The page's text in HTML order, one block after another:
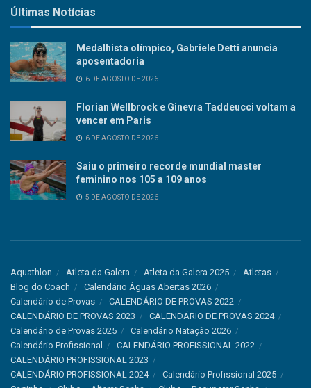
Últimas Notícias
Medalhista olímpico, Gabriele Detti anuncia
aposentadoria
6 DE AGOSTO DE 2026
Florian Wellbrock e Ginevra Taddeucci voltam a
vencer em Paris
6 DE AGOSTO DE 2026
Saiu o primeiro recorde mundial master
feminino nos 105 a 109 anos
5 DE AGOSTO DE 2026
Aquathlon Atleta da Galera Atleta da Galera 2025
Atletas
Blog do Coach
Calendário Águas Abertas 2026
Calendário de Provas
CALENDÁRIO DE PROVAS 2022
CALENDÁRIO DE PROVAS 2023
CALENDÁRIO DE PROVAS 2024
Calendário de Provas 2025
Calendário Natação 2026
Calendário Profissional
CALENDÁRIO PROFISSIONAL 2022
CALENDÁRIO PROFISSIONAL 2023
CALENDÁRIO PROFISSIONAL 2024
Calendário Profissional 2025